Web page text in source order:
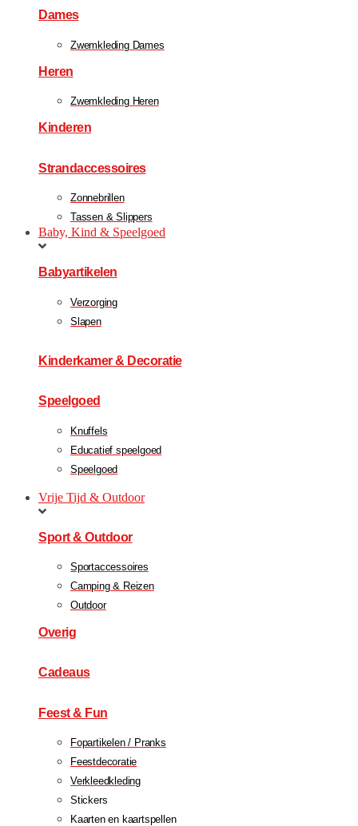
Dames
Zwemkleding Dames
Heren
Zwemkleding Heren
Kinderen
Strandaccessoires
Zonnebrillen
Tassen & Slippers
Baby, Kind & Speelgoed
Babyartikelen
Verzorging
Slapen
Kinderkamer & Decoratie
Speelgoed
Knuffels
Educatief speelgoed
Speelgoed
Vrije Tijd & Outdoor
Sport & Outdoor
Sportaccessoires
Camping & Reizen
Outdoor
Overig
Cadeaus
Feest & Fun
Fopartikelen / Pranks
Feestdecoratie
Verkleedkleding
Stickers
Kaarten en kaartspellen